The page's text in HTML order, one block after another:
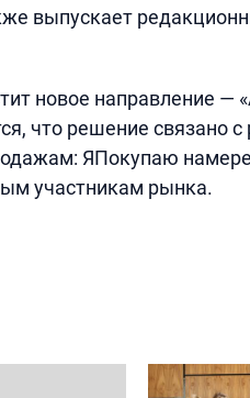
выпускает
новое направление —
что решение связано
ЯПокупаю
участникам рынка.